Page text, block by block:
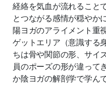
経絡を気血が流れること
とつながる感情が穏やか
陽ヨガのアライメント重
ゲットエリア（意識する
ちは骨や関節の形、サイ
員のポーズの形が違って
か陰ヨガの解剖学で学ん